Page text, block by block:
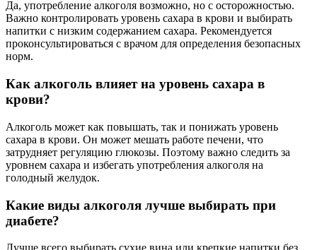
Да, употребление алкоголя возможно, но с осторожностью.
Важно контролировать уровень сахара в крови и выбирать
напитки с низким содержанием сахара. Рекомендуется
проконсультироваться с врачом для определения безопасных
норм.
Как алкоголь влияет на уровень сахара в
крови?
Алкоголь может как повышать, так и понижать уровень
сахара в крови. Он может мешать работе печени, что
затрудняет регуляцию глюкозы. Поэтому важно следить за
уровнем сахара и избегать употребления алкоголя на
голодный желудок.
Какие виды алкоголя лучше выбирать при
диабете?